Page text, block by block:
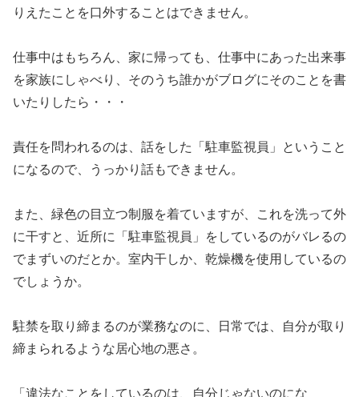
りえたことを口外することはできません。
仕事中はもちろん、家に帰っても、仕事中にあった出来事
を家族にしゃべり、そのうち誰かがブログにそのことを書
いたりしたら・・・
責任を問われるのは、話をした「駐車監視員」ということ
になるので、うっかり話もできません。
また、緑色の目立つ制服を着ていますが、これを洗って外
に干すと、近所に「駐車監視員」をしているのがバレるの
でまずいのだとか。室内干しか、乾燥機を使用しているの
でしょうか。
駐禁を取り締まるのが業務なのに、日常では、自分が取り
締まられるような居心地の悪さ。
「違法なことをしているのは、自分じゃないのにな